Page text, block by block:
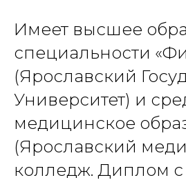
Имеет высшее
специальности
(Ярославский
Университет) и
медицинское
(Ярославский
колледж. Диплом с